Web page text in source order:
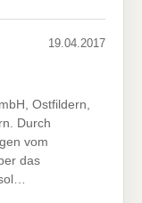
19.04.2017
Ostfildern,
Durch
vom
das